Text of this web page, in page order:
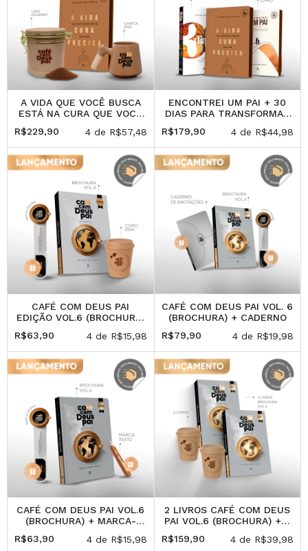
A VIDA QUE VOCÊ BUSCA
ESTÁ NA CURA QUE VOCÊ
LATA DE CAFÉ
R$229,90 4 de R$57,48
ENCONTREI UM PAI + 30
DIAS PARA TRANSFORMAR
VOCÊ BUSCA ESTÁ NA
CURA QUE VOCÊ PRECISA
R$179,90 4 de R$44,98
CAFÉ COM DEUS PAI
EDIÇÃO VOL.6 (BROCHURA)
(250ML)
R$63,90 4 de R$15,98
CAFÉ COM DEUS PAI VOL. 6
(BROCHURA) + CADERNO
R$79,90
4 de R$19,98
CAFÉ COM DEUS PAI VOL.6
(BROCHURA) + MARCA-
R$63,90 4 de R$15,98
2 LIVROS CAFÉ COM DEUS
PAI VOL.6 (BROCHURA) + 2
R$159,90 4 de R$39,98